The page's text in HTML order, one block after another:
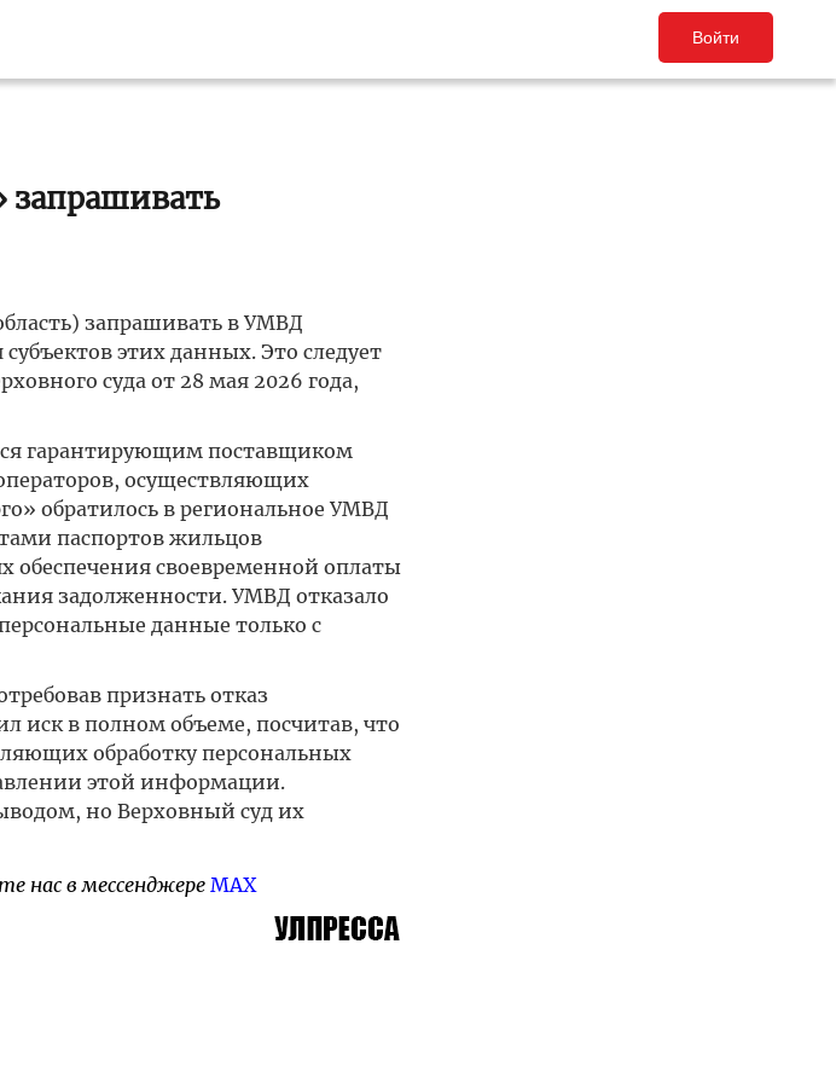
Войти
запрашивать
запрашивать в УМВД
этих данных. Это следует
суда от 28 мая 2026 года,
гарантирующим поставщиком
осуществляющих
обратилось в региональное УМВД
паспортов жильцов
обеспечения своевременной оплаты
задолженности. УМВД отказало
данные только с
признать отказ
иск в полном объеме, посчитав, что
обработку персональных
этой информации.
но Верховный суд их
нас в мессенджере MAX